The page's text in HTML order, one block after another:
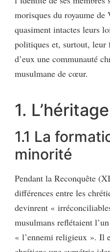
morisques du royaume de
quasiment intactes leurs
politiques et, surtout,
d’eux une communauté
musulmane de cœur.
1.
1.1 La
minorité
Pendant la Reconquête
différences entre les
devinrent «
musulmans reflétaient
« l’ennemi religieux ». Il